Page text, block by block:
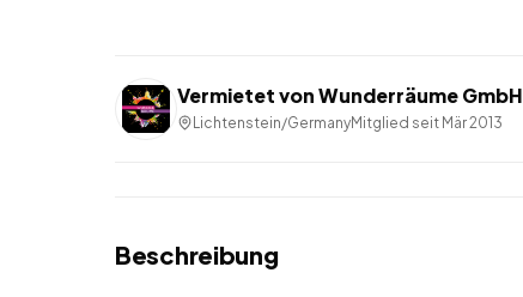
Vermietet vonWunderräume GmbH
Lichtenstein/GermanyMitglied seit Mär 2013
Beschreibung